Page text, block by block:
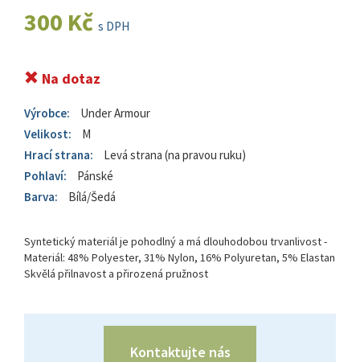
300 Kč s DPH
Na dotaz
Výrobce:
Under Armour
Velikost:
M
Hrací strana:
Levá strana (na pravou ruku)
Pohlaví:
Pánské
Barva:
Bílá/Šedá
Syntetický materiál je pohodlný a má dlouhodobou trvanlivost -
Materiál: 48% Polyester, 31% Nylon, 16% Polyuretan, 5% Elastan
Skvělá přilnavost a přirozená pružnost
Kontaktujte nás